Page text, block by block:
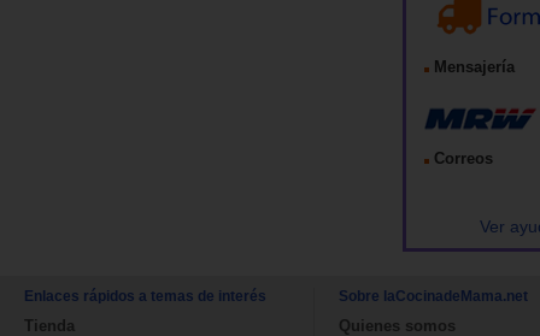
Mensajería
Correos
Ver
Enlaces rápidos a temas de interés
Tienda
Sobre laCocinadeMama.net
Quienes somos